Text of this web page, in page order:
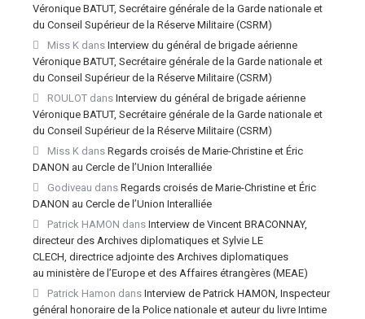
Véronique BATUT, Secrétaire générale de la Garde nationale et
du Conseil Supérieur de la Réserve Militaire (CSRM)
Miss K dans Interview du général de brigade aérienne
Véronique BATUT, Secrétaire générale de la Garde nationale et
du Conseil Supérieur de la Réserve Militaire (CSRM)
ROULOT dans Interview du général de brigade aérienne
Véronique BATUT, Secrétaire générale de la Garde nationale et
du Conseil Supérieur de la Réserve Militaire (CSRM)
Miss K dans Regards croisés de Marie-Christine et Éric
DANON au Cercle de l’Union Interalliée
Godiveau dans Regards croisés de Marie-Christine et Éric
DANON au Cercle de l’Union Interalliée
Patrick HAMON dans Interview de Vincent BRACONNAY,
directeur des Archives diplomatiques et Sylvie LE
CLECH, directrice adjointe des Archives diplomatiques
au ministère de l’Europe et des Affaires étrangères (MEAE)
Patrick Hamon dans Interview de Patrick HAMON, Inspecteur
général honoraire de la Police nationale et auteur du livre Intime